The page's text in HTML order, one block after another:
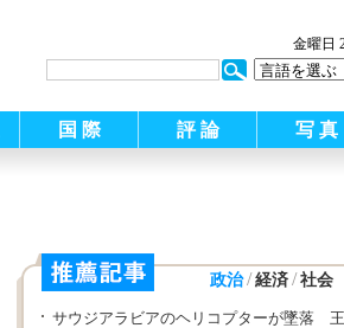
金曜日
国 際 評 論 写 真
政治 / 経済 / 社会
サウジアラビアのヘリコプターが墜落 王